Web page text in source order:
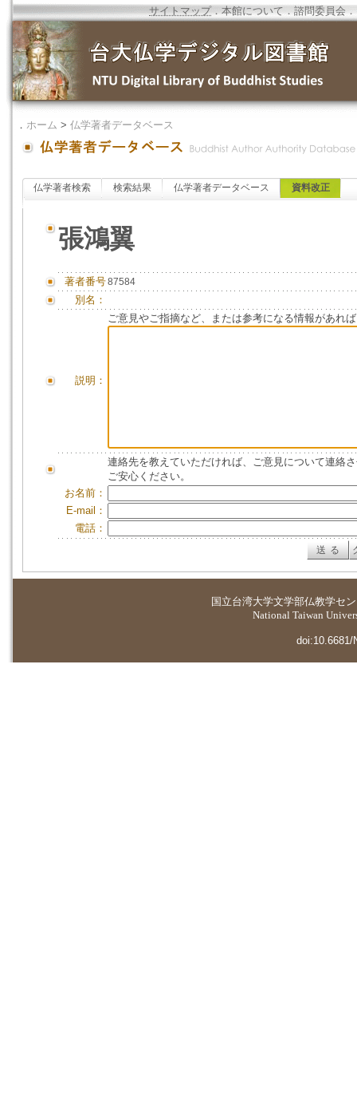
サイトマップ．本館について ．諮問委員会 ．
． ホーム > 仏学著者データベース
仏学著者検索 検索結果 仏学著者データベース 資料改正
張鴻翼
著者番号87584
別名：
説明：
ご意見やご指摘など、または参考になる情報があれ
連絡先を教えていただければ、ご意見について連絡
ご安心ください。
お名前：
E-mail：
電話：
国立台湾大学文学部仏教学セ
National Taiwan
doi:10.6681/